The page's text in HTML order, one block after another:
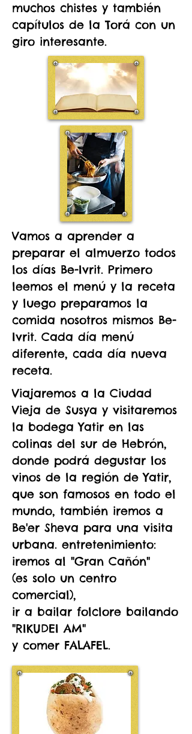
muchos chistes y también
capítulos de la Torá con un
giro interesante.
Vamos a aprender a
preparar el almuerzo todos
los días Be-Ivrit. Primero
leemos el menú y la receta
y luego preparamos la
comida nosotros mismos Be-
Ivrit. Cada día menú
diferente, cada día nueva
receta.
Viajaremos a la Ciudad
Vieja de Susya y visitaremos
la bodega Yatir en las
colinas del sur de Hebrón,
donde podrá degustar los
vinos de la región de Yatir,
que son famosos en todo el
mundo, también iremos a
Be'er Sheva para una visita
urbana. entretenimiento:
iremos al "Gran Cañón"
(es solo un centro
comercial),
ir a bailar folclore bailando
"RIKUDEI AM"
y comer FALAFEL.